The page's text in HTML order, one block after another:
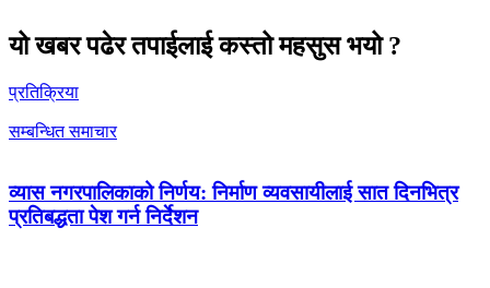
यो खबर पढेर तपाईलाई कस्तो महसुस भयो ?
प्रतिक्रिया
सम्बन्धित समाचार
व्यास नगरपालिकाको निर्णय: निर्माण व्यवसायीलाई सात दिनभित्र
प्रतिबद्धता पेश गर्न निर्देशन